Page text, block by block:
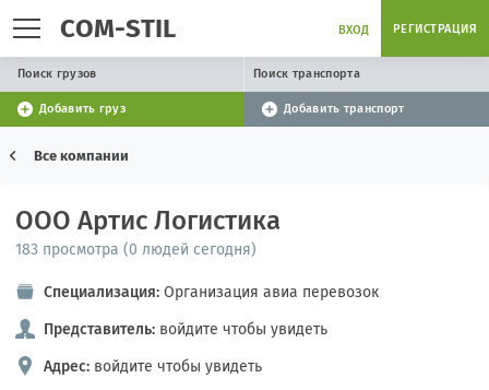
COM-STIL ВХОД РЕГИСТРАЦИЯ
Поиск грузов Поиск транспорта
Добавить груз Добавить транспорт
Все компании
ООО Артис Логистика
183 просмотра (0 людей сегодня)
Специализация: Организация авиа перевозок
Представитель: войдите чтобы увидеть
Адрес: войдите чтобы увидеть